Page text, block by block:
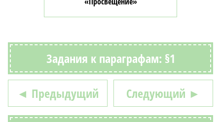
Задания к параграфам: §1
◄ Предыдущий Следующий ►